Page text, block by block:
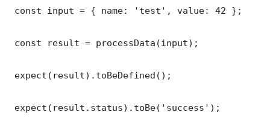
const input = { name: 'test', value: 42 };
const result = processData(input);
expect(result).toBeDefined();
expect(result.status).toBe('success');